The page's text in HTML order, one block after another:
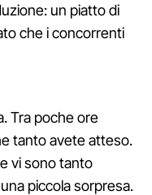
un piatto di
che i concorrenti
Tra poche ore
tanto avete atteso.
vi sono tanto
piccola sorpresa.